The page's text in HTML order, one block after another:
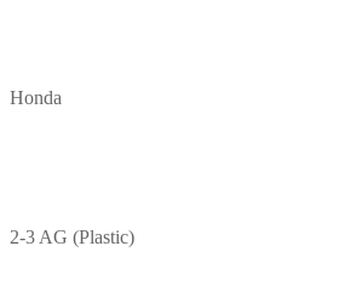
Honda
2-3 AG (Plastic)